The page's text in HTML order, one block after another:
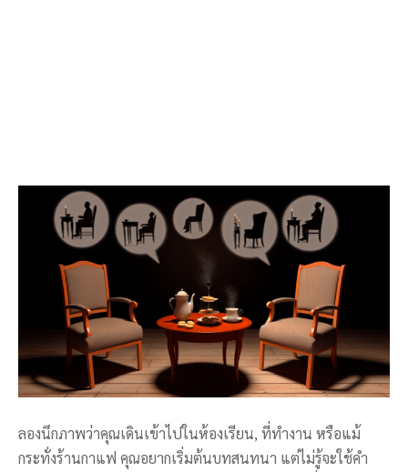
ลองนึกภาพว่าคุณเดินเข้าไปในห้องเรียน, ที่ทำงาน หรือแม้
กระทั่งร้านกาแฟ คุณอยากเริ่มต้นบทสนทนา แต่ไม่รู้จะใช้คำ